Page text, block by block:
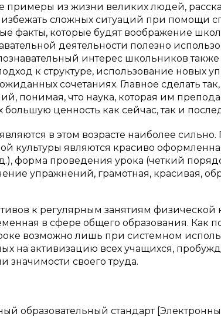
примеры из жизни великих людей,
избежать сложных ситуаций при помощи
факты, которые будят воображение
деятельности полезно
интерес школьников
к структуре, использование новых
сочетаниях. Главное сделать
понимая, что наука, которая им
большую ценность как сейчас, так и
в этом возрасте наиболее
культуры являются красиво
форма проведения урока (четкий
упражнений, грамотная, красивая,
к регулярным занятиям физической
в сфере общего образования. Как
возможно лишь при системном
на активизацию всех учащихся,
значимости своего труда.
образовательный стандарт